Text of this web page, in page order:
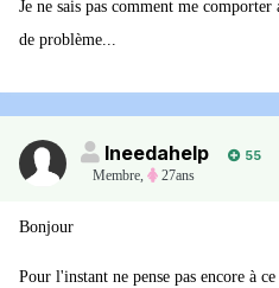
Je ne sais pas comment me
de problème...
Ineedahelp
55
Membre, 27ans
Bonjour
Pour l'instant ne pense pas encore à